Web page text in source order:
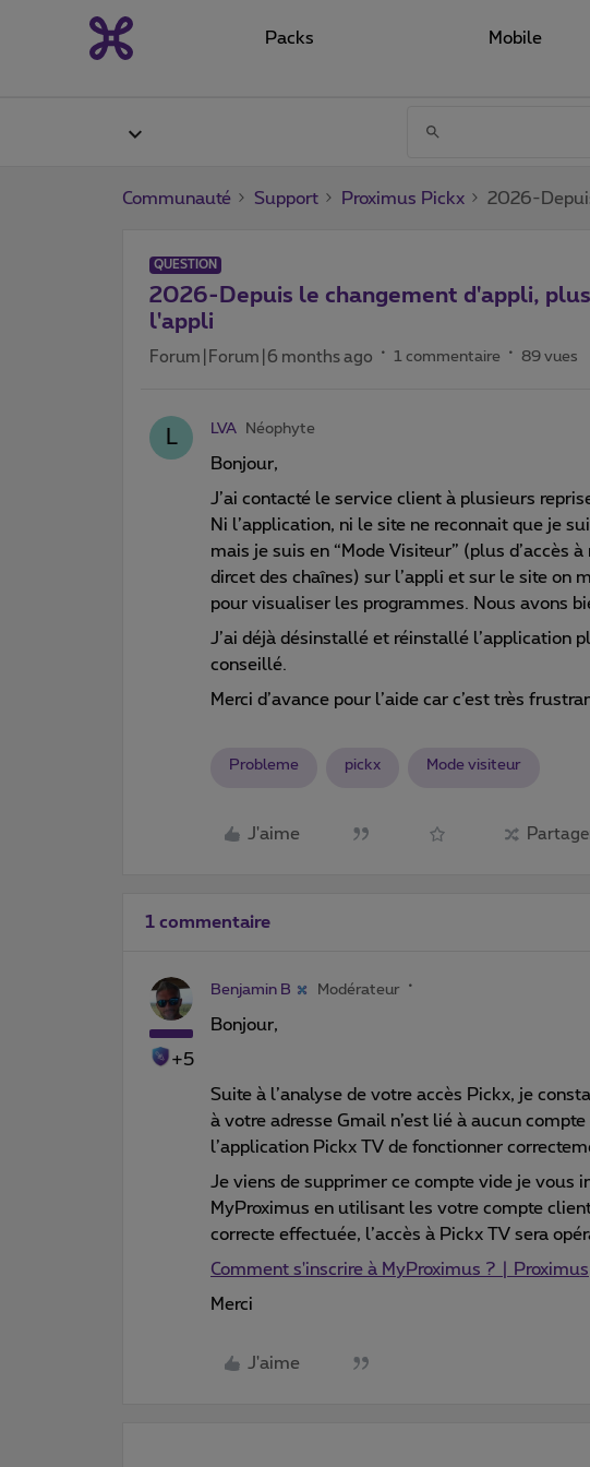
Packs Mobile
Communauté Support Proximus Pickx 2026-
QUESTION
2026-Depuis le changement d'appli,
l'appli
Forum|Forum|6 months ago 1 commentaire 89 vues
L LVA Néophyte
Bonjour,
J’ai contacté le service client à plusieurs
Ni l’application, ni le site ne reconnait que je
mais je suis en “Mode Visiteur” (plus d’accès
dircet des chaînes) sur l’appli et sur le site on
pour visualiser les programmes. Nous avons
J’ai déjà désinstallé et réinstallé l’application
conseillé.
Merci d’avance pour l’aide car c’est très
Probleme pickx Mode visiteur
J'aime
1 commentaire
+5
Benjamin B Modérateur
Bonjour,
Suite à l’analyse de votre accès Pickx, je
à votre adresse Gmail n’est lié à aucun
l’application Pickx TV de fonctionner
Je viens de supprimer ce compte vide je vous
MyProximus en utilisant les votre compte
correcte effectuée, l’accès à Pickx TV sera
Comment s'inscrire à MyProximus ? | Proximus
Merci
J'aime